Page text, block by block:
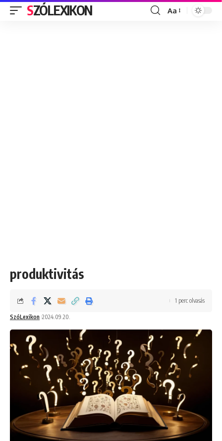
SZÓLEXIKON
Font
Aa
produktivitás
SzóLexikon 2024.09.20.
1 perc olvasás